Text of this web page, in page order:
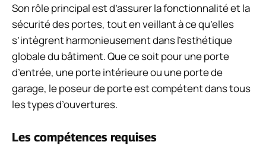
Son rôle principal est d’assurer la fonctionnalité et la
sécurité des portes, tout en veillant à ce qu’elles
s’intègrent harmonieusement dans l’esthétique
globale du bâtiment. Que ce soit pour une porte
d’entrée, une porte intérieure ou une porte de
garage, le poseur de porte est compétent dans tous
les types d’ouvertures.
Les compétences requises